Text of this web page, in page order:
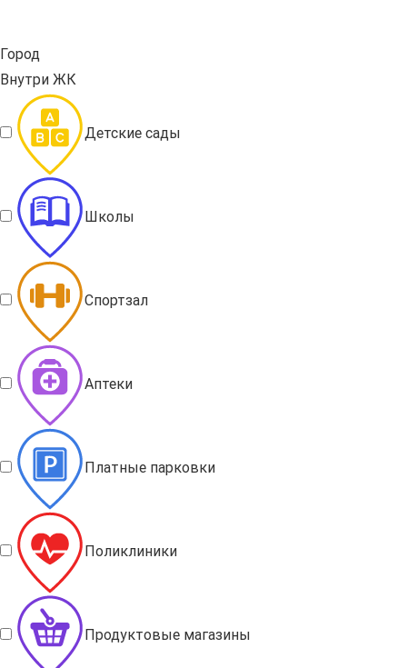
Город
Внутри ЖК
Детские сады
Школы
Спортзал
Аптеки
Платные парковки
Поликлиники
Продуктовые магазины